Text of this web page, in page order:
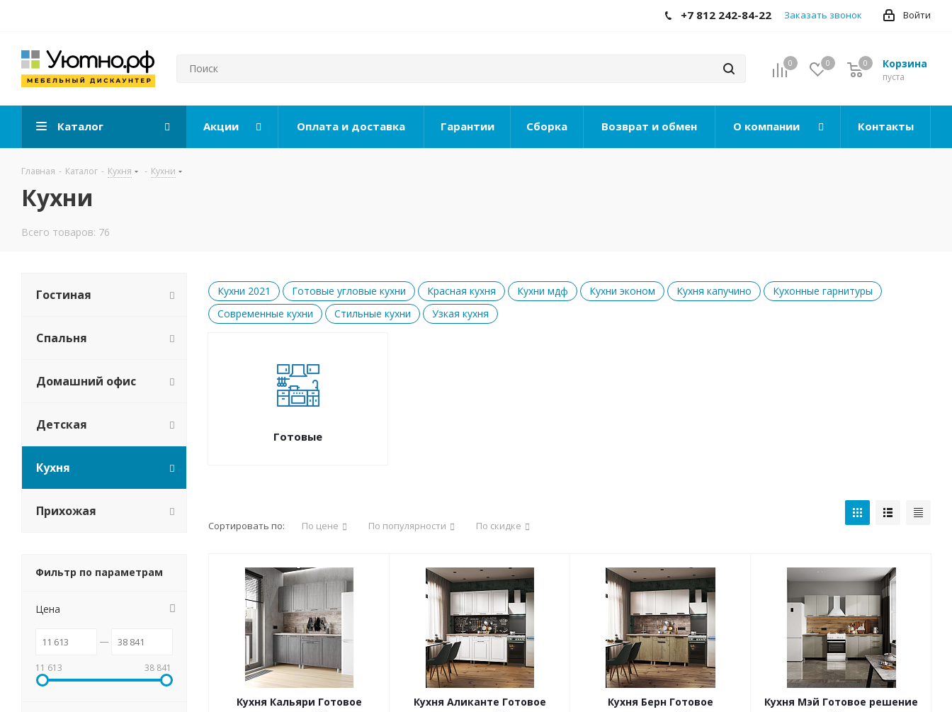
Войти
+7 812 242-84-22 Заказать звонок
0 0 Корзина
0
пуста
0
Каталог Акции Оплата и доставка Гарантии Сборка Возврат и обмен О компании Контакты
Главная - Каталог - Кухня - Кухни
Кухни
Всего товаров: 76
Кухни 2021 Готовые угловые кухни Красная кухня Кухни мдф Кухни эконом Кухня капучино
Кухонные гарнитуры
Современные кухни
Стильные кухни Узкая кухня
Готовые
Сортировать по: По цене По популярности По скидке
Кухня Кальяри Готовое
Кухня Аликанте Готовое
Кухня Берн Готовое
Кухня Мэй Готовое решение
Гостиная
Спальня
Домашний офис
Детская
Кухня
Прихожая
Фильтр по параметрам
Цена
11 613 38 841